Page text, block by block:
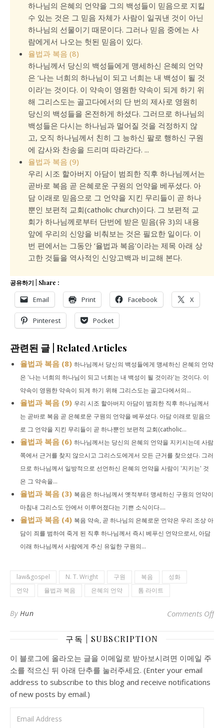
하나님의 은혜의 언약을 그의 백성들이 믿음으로 지킬
수 있는 것은 그 믿음 자체가 사람이 일궈낸 것이 아닌
하나님의 선물이기 때문이다. 그러나 믿음 중에는 사
람에게서 나오는 헛된 믿음이 있다.
율법과 복음 (8)
하나님께서 당신의 백성들에게 맹세하신 은혜의 언약
은 ‘나는 너희의 하나님이 되고 너희는 내 백성이 될 것
이라’는 것이다. 이 약속이 영원한 약속이 되게 하기 위
해 그리스도는 골고다에서의 단 번의 제사로 영원히
당신의 백성들을 온전하게 하셨다. 그러므로 하나님의
백성들은 다시는 하나님과 멀어질 것을 걱정하지 않
고, 오직 하나님께서 친히 그 능하신 팔로 행하신 구원
에 감사와 찬송을 드리며 따라간다. ...
율법과 복음 (9)
우리 시조 할아버지 아담이 범죄한 직후 하나님께서는
곧바로 복음 곧 은혜로운 구원의 언약을 베푸셨다. 아
담 이래로 믿음으로 그 언약을 지킨 무리들이 곧 하나
뿐인 보편적 교회(catholic church)이다. 그 보편적 교
회가 하나님께로부터 단번에 받은 믿음(유 3)의 내용
앞에 우리의 신앙을 비춰보는 것은 필요한 일이다. 이
번 편에서는 그동안 ‘율법과 복음’이라는 제목 아래 상
고한 것들을 역사적인 신앙고백과 비교해 본다.
공유하기 | Share :
Email Print Facebook X
Pinterest Pocket
관련된 글 | Related Articles
율법과 복음 (8) 하나님께서 당신의 백성들에게 맹세하신 은혜의 언약
은 '나는 너희의 하나님이 되고 너희는 내 백성이 될 것이라'는 것이다. 이
약속이 영원한 약속이 되게 하기 위해 그리스도는 골고다에서의...
율법과 복음 (9) 우리 시조 할아버지 아담이 범죄한 직후 하나님께서
는 곧바로 복음 곧 은혜로운 구원의 언약을 베푸셨다. 아담 이래로 믿음으
로 그 언약을 지킨 무리들이 곧 하나뿐인 보편적 교회(catholic...
율법과 복음 (6) 하나님께서는 당신의 은혜의 언약을 지키시는데 사람
쪽에서 근거를 찾지 않으시고 그리스도에게서 모든 근거를 찾으셨다. 그러
므로 하나님께서 일방적으로 선언하신 은혜의 언약을 사람이 '지키는' 것
은 그 약속을...
율법과 복음 (3) 복음은 하나님께서 옛적부터 맹세하신 구원의 언약이
마침내 그리스도 안에서 이루어졌다는 기쁜 소식이다....
율법과 복음 (4) 복음 약속, 곧 하나님의 은혜로운 언약은 우리 조상 아
담이 죄를 범하여 죽게 된 직후 하나님께서 즉시 베푸신 언약으로서, 아담
이래 하나님께서 사람에게 주신 유일한 구원의...
law&gospel N. T. Wright 구원 복음
성화
언약
율법과 복음 은혜의 언약 톰 라이트
By Hun Comments Offon
구독 | SUBSCRIPTION
이 블로그에 올라오는 글을 이메일로 받아보시려면 이메일 주
소를 적으신 뒤 아래 단추를 눌러주세요. (Enter your email
address to subscribe to this blog and receive notifications
of new posts by email.)